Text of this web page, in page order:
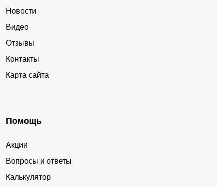
Новости
Видео
Отзывы
Контакты
Карта сайта
Помощь
Акции
Вопросы и ответы
Калькулятор